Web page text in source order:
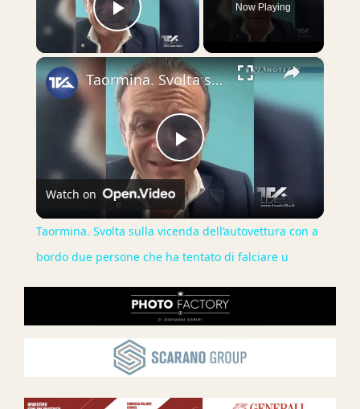
Play Video
Now Playing
×
Play
Video
Taormina. Svolta sulla vicenda dell’autovettura con a bordo due persone che ha tentato di falciare u
Watch on
Taormina. Svolta sulla vicenda dell’autovettura con a
bordo due persone che ha tentato di falciare u